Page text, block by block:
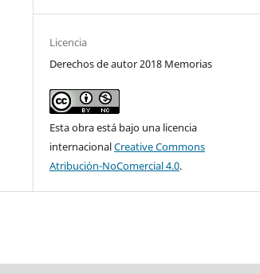
Licencia
Derechos de autor 2018 Memorias
Esta obra está bajo una licencia
internacionalCreative Commons
Atribución-NoComercial 4.0.